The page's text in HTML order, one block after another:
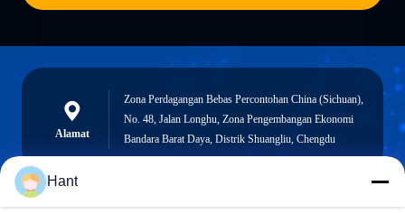
Alamat
Zona Perdagangan Bebas Percontohan China (Sichuan),
No. 48, Jalan Longhu, Zona Pengembangan Ekonomi
Bandara Barat Daya, Distrik Shuangliu, Chengdu
Hant